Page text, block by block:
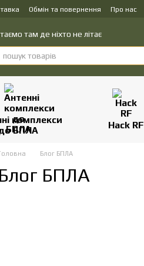
Обмін та повернення Про нас
там де ніхто не літає
комплекси
БПЛА
Hack RF
Блог БПЛА
Блог БПЛА